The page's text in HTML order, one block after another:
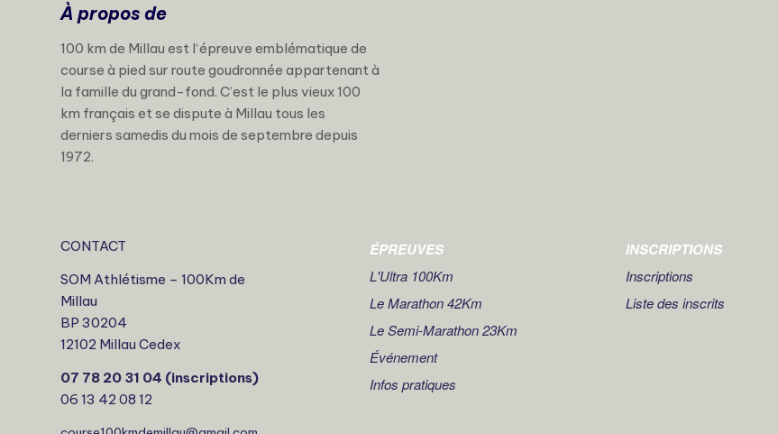
À propos de
100 km de Millau est l‘épreuve emblématique de
course à pied sur route goudronnée appartenant à
la famille du grand-fond. C’est le plus vieux 100
km français et se dispute à Millau tous les
derniers samedis du mois de septembre depuis
1972.
CONTACT
SOM Athlétisme – 100Km de
Millau
BP 30204
12102 Millau Cedex
07 78 20 31 04 (inscriptions)
06 13 42 08 12
ÉPREUVES
L'Ultra 100Km
Le Marathon 42Km
Le Semi-Marathon 23Km
Événement
Infos pratiques
INSCRIPTIONS
Inscriptions
Liste des inscrits